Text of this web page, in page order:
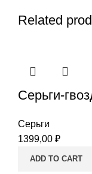
Related
Серьги-
Серьги
1399,00 ₽
ADD TO CART